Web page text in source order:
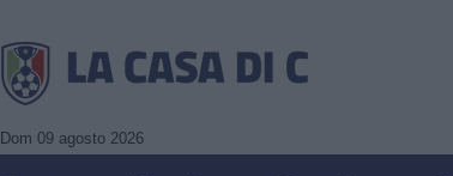
Dom 09 agosto 2026